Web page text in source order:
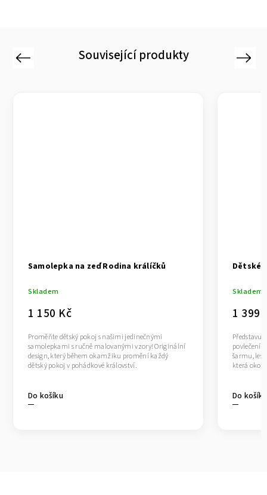
Související produkty
Previous
Samolepka na zeď Rodina králíčků
Skladem
1 150 Kč
Do košíku
Proměňte dětský pokoj s našimi jedinečnými
samolepkami s ručně malovanými vzory! Originální
design, který během okamžiku promění každý
dětský pokoj v pohádkové království.
Dětské
Skladem
1 399
Do košíku
povlečení
šarmu,
která
Next